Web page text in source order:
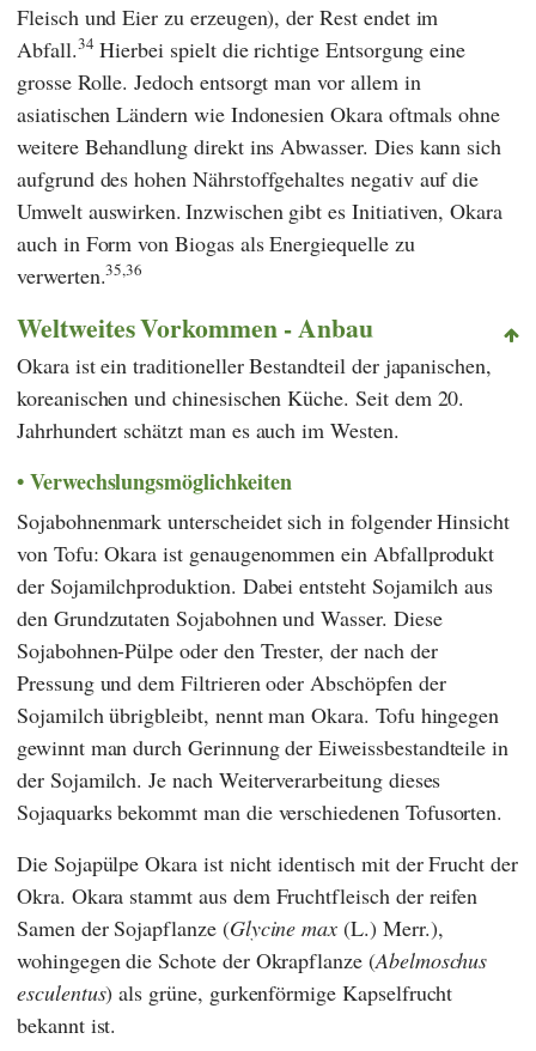
Fleisch und Eier zu erzeugen), der Rest endet im
Abfall.34 Hierbei spielt die richtige Entsorgung eine
grosse Rolle. Jedoch entsorgt man vor allem in
asiatischen Ländern wie Indonesien Okara oftmals ohne
weitere Behandlung direkt ins Abwasser. Dies kann sich
aufgrund des hohen Nährstoffgehaltes negativ auf die
Umwelt auswirken. Inzwischen gibt es Initiativen, Okara
auch in Form von Biogas als Energiequelle zu
verwerten.35,36
Weltweites Vorkommen - Anbau
Okara ist ein traditioneller Bestandteil der japanischen,
koreanischen und chinesischen Küche. Seit dem 20.
Jahrhundert schätzt man es auch im Westen.
Verwechslungsmöglichkeiten
Sojabohnenmark unterscheidet sich in folgender Hinsicht
von Tofu: Okara ist genaugenommen ein Abfallprodukt
der Sojamilchproduktion. Dabei entsteht Sojamilch aus
den Grundzutaten Sojabohnen und Wasser. Diese
Sojabohnen-Pülpe oder den Trester, der nach der
Pressung und dem Filtrieren oder Abschöpfen der
Sojamilch übrigbleibt, nennt man Okara. Tofu hingegen
gewinnt man durch Gerinnung der Eiweissbestandteile in
der Sojamilch. Je nach Weiterverarbeitung dieses
Sojaquarks bekommt man die verschiedenen Tofusorten.
Die Sojapülpe Okara ist nicht identisch mit der Frucht der
Okra. Okara stammt aus dem Fruchtfleisch der reifen
Samen der Sojapflanze (Glycine max (L.) Merr.),
wohingegen die Schote der Okrapflanze (Abelmoschus
esculentus) als grüne, gurkenförmige Kapselfrucht
bekannt ist.